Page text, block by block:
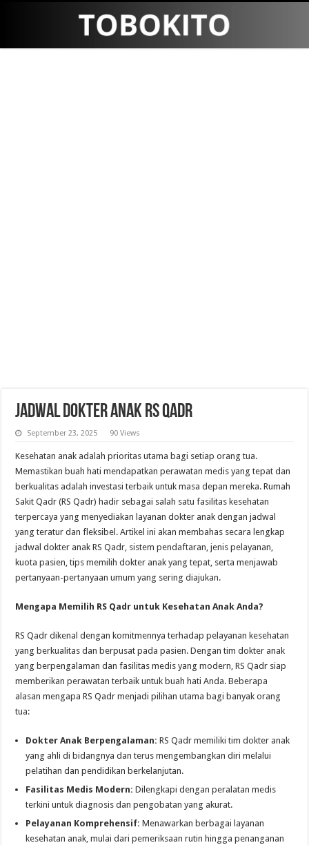
Jadwal Dokter Anak RS Qadr
September 23, 2025 90 Views
Kesehatan anak adalah prioritas utama bagi setiap orang tua.
Memastikan buah hati mendapatkan perawatan medis yang tepat dan
berkualitas adalah investasi terbaik untuk masa depan mereka. Rumah
Sakit Qadr (RS Qadr) hadir sebagai salah satu fasilitas kesehatan
terpercaya yang menyediakan layanan dokter anak dengan jadwal
yang teratur dan fleksibel. Artikel ini akan membahas secara lengkap
jadwal dokter anak RS Qadr, sistem pendaftaran, jenis pelayanan,
kuota pasien, tips memilih dokter anak yang tepat, serta menjawab
pertanyaan-pertanyaan umum yang sering diajukan.
Mengapa Memilih RS Qadr untuk Kesehatan Anak Anda?
RS Qadr dikenal dengan komitmennya terhadap pelayanan kesehatan
yang berkualitas dan berpusat pada pasien. Dengan tim dokter anak
yang berpengalaman dan fasilitas medis yang modern, RS Qadr siap
memberikan perawatan terbaik untuk buah hati Anda. Beberapa
alasan mengapa RS Qadr menjadi pilihan utama bagi banyak orang
tua:
Dokter Anak Berpengalaman: RS Qadr memiliki tim dokter anak
yang ahli di bidangnya dan terus mengembangkan diri melalui
pelatihan dan pendidikan berkelanjutan.
Fasilitas Medis Modern: Dilengkapi dengan peralatan medis
terkini untuk diagnosis dan pengobatan yang akurat.
Pelayanan Komprehensif: Menawarkan berbagai layanan
kesehatan anak, mulai dari pemeriksaan rutin hingga penanganan